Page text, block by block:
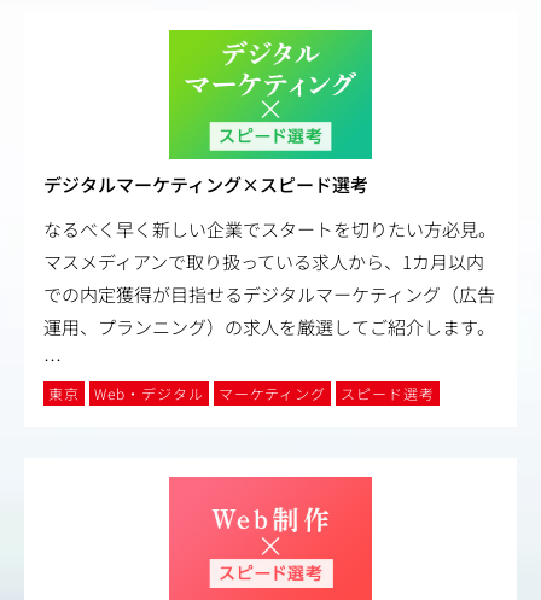
デジタルマーケティング×スピード選考
なるべく早く新しい企業でスタートを切りたい方必見。
マスメディアンで取り扱っている求人から、1カ月以内
での内定獲得が目指せるデジタルマーケティング（広告
運用、プランニング）の求人を厳選してご紹介します。
…
東京 Web・デジタル マーケティング スピード選考